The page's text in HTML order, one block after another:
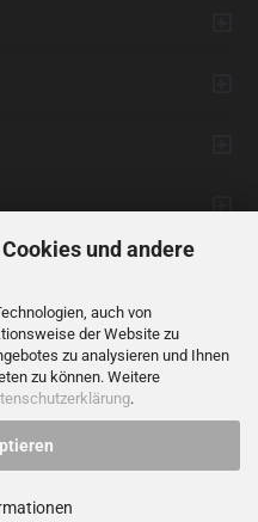
und andere
auch von
der Website zu
zu analysieren und Ihnen
zu können. Weitere
.